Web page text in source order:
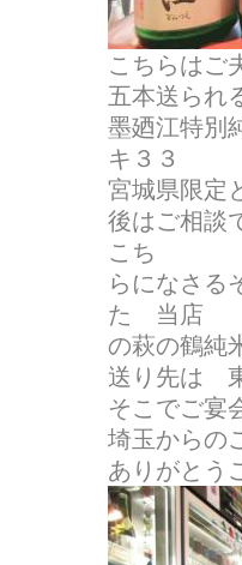
こちらはご
五本送られ
墨廼江特別
キ３３
宮城県限定
後はご相
こち
らになさる
た 当店
の萩の鶴純
送り先は
そこでご宴
埼玉から
ありがとう